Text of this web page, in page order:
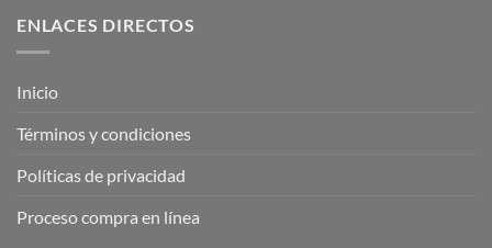
ENLACES DIRECTOS
Inicio
Términos y condiciones
Políticas de privacidad
Proceso compra en línea